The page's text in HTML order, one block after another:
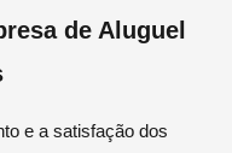
de Aluguel
e a satisfação dos